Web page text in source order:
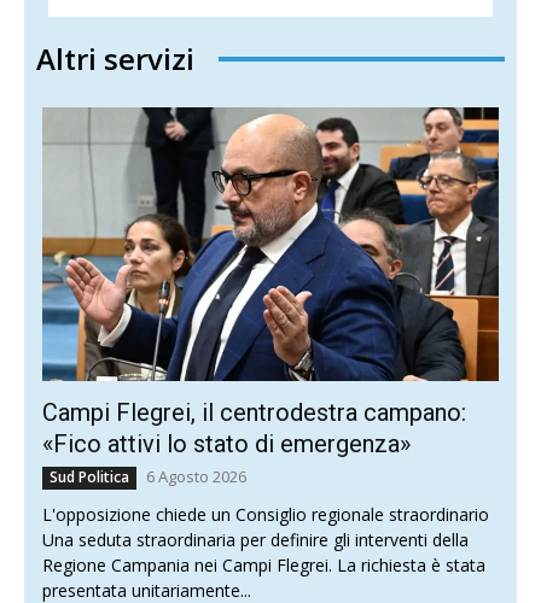
Altri servizi
Campi Flegrei, il centrodestra campano:
«Fico attivi lo stato di emergenza»
Sud Politica 6 Agosto 2026
L'opposizione chiede un Consiglio regionale straordinario
Una seduta straordinaria per definire gli interventi della
Regione Campania nei Campi Flegrei. La richiesta è stata
presentata unitariamente...